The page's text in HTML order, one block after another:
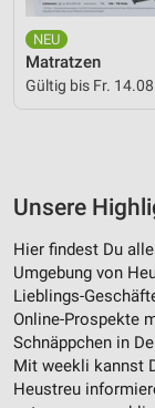
Matratzen
Gültig bis Fr. 14.08.
Unsere
Hier findest Du
Umgebung von
Lieblings-
Online-Prospekte
Schnäppchen in
Mit weekli kannst
Heustreu